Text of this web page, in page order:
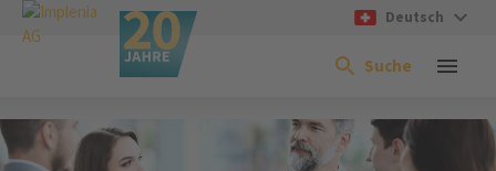
Deutsch
Suche